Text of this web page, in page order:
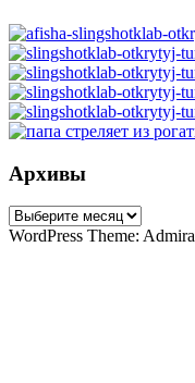
Архивы
Архивы
WordPress Theme: